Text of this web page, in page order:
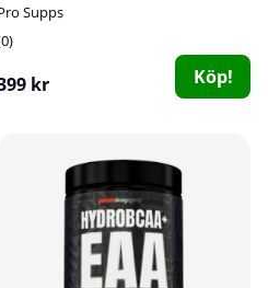
Supps
0
kr Köp!